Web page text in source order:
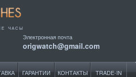
ЧАСЫ
Электронная почта
origwatch@gmail.com
ГАРАНТИИ КОНТАКТЫ TRADE-IN